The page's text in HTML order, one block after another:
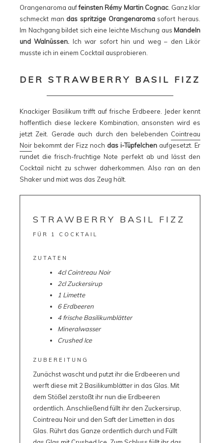
Orangenaroma auffeinsten Rémy Martin Cognac. Ganz klar
schmeckt man das spritzige Orangenaromasofort heraus.
Im Nachgang bildet sich eine leichte Mischung aus Mandeln
und Walnüssen. Ich war sofort hin und weg – den Likör
musste ich in einem Cocktail ausprobieren.
DER STRAWBERRY BASIL FIZZ
Knackiger Basilikum trifft auf frische Erdbeere. Jeder kennt
hoffentlich diese leckere Kombination, ansonsten wird es
jetzt Zeit. Gerade auch durch den belebenden Cointreau
Noir bekommt der Fizz noch das i-Tüpfelchen aufgesetzt. Er
rundet die frisch-fruchtige Note perfekt ab und lässt den
Cocktail nicht zu schwer daherkommen. Also ran an den
Shaker und mixt was das Zeug hält.
STRAWBERRY BASIL FIZZ
FÜR 1 COCKTAIL
ZUTATEN
4cl Cointreau Noir
2cl Zuckersirup
1 Limette
6 Erdbeeren
4 frische Basilikumblätter
Mineralwasser
Crushed Ice
ZUBEREITUNG
Zunächst wascht und putzt ihr die Erdbeeren und
werft diese mit 2 Basilikumblätter in das Glas. Mit
dem Stößel zerstoßt ihr nun die Erdbeeren
ordentlich. Anschließend füllt ihr den Zuckersirup,
Cointreau Noir und den Saft der Limetten in das
Glas. Rührt das Ganze ordentlich durch und Füllt